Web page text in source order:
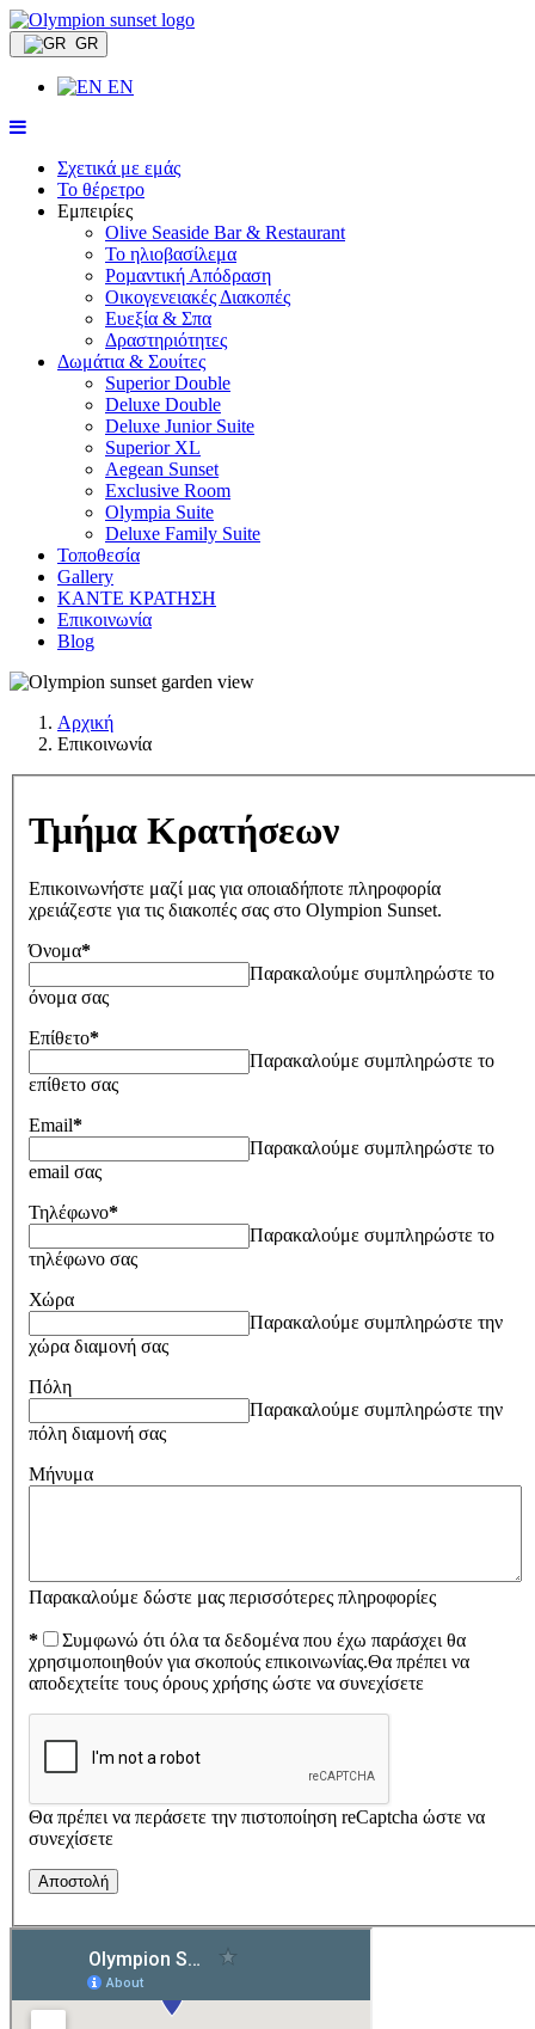
GR
EN
Σχετικά με εμάς
Το θέρετρο
Εμπειρίες
Olive Seaside Bar & Restaurant
Το ηλιοβασίλεμα
Ροµαντική Απόδραση
Οικογενειακές Διακοπές
Ευεξία & Σπα
Δραστηριότητες
Δωμάτια & Σουίτες
Superior Double
Deluxe Double
Deluxe Junior Suite
Superior XL
Aegean Sunset
Exclusive Room
Olympia Suite
Deluxe Family Suite
Τοποθεσία
Gallery
ΚΑΝΤΕ ΚΡΑΤΗΣΗ
Επικοινωνία
Blog
Αρχική
Επικοινωνία
Τμήμα Κρατήσεων
Επικοινωνήστε μαζί μας για οποιαδήποτε πληροφορία
χρειάζεστε για τις διακοπές σας στο Olympion Sunset.
Όνομα*
Παρακαλούμε συμπληρώστε το
όνομα σας
Επίθετο*
Παρακαλούμε συμπληρώστε το
επίθετο σας
Email*
Παρακαλούμε συμπληρώστε το
email σας
Τηλέφωνο*
Παρακαλούμε συμπληρώστε το
τηλέφωνο σας
Χώρα
Παρακαλούμε συμπληρώστε την
χώρα διαμονή σας
Πόλη
Παρακαλούμε συμπληρώστε την
πόλη διαμονή σας
Μήνυμα
Παρακαλούμε δώστε μας περισσότερες πληροφορίες
*
Συμφωνώ ότι όλα τα δεδομένα που έχω παράσχει θα
χρησιμοποιηθούν για σκοπούς επικοινωνίας.Θα πρέπει να
αποδεχτείτε τους όρους χρήσης ώστε να συνεχίσετε
Θα πρέπει να περάσετε την πιστοποίηση reCaptcha ώστε να
συνεχίσετε